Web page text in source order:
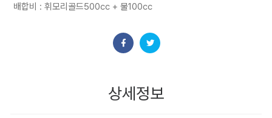
배합비 : 휘모리골드500cc + 물100cc
상세정보